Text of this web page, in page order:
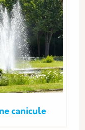
canicule